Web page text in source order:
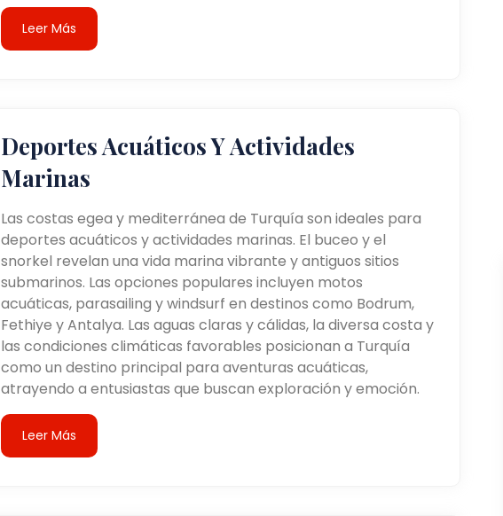
Leer Más
Deportes Acuáticos Y Actividades
Marinas
Las costas egea y mediterránea de Turquía son ideales para
deportes acuáticos y actividades marinas. El buceo y el
snorkel revelan una vida marina vibrante y antiguos sitios
submarinos. Las opciones populares incluyen motos
acuáticas, parasailing y windsurf en destinos como Bodrum,
Fethiye y Antalya. Las aguas claras y cálidas, la diversa costa y
las condiciones climáticas favorables posicionan a Turquía
como un destino principal para aventuras acuáticas,
atrayendo a entusiastas que buscan exploración y emoción.
Leer Más